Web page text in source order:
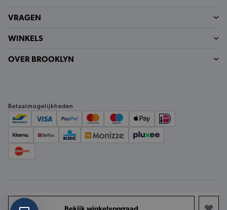
Bekijk winkelvoorraad
VRAGEN
WINKELS
OVER BROOKLYN
Betaalmogelijkheden
© 2026 Brooklyn Privacy beleid
Algemene voorwaarden
pickupStoreVal
pickupAddress .brooklyn.be